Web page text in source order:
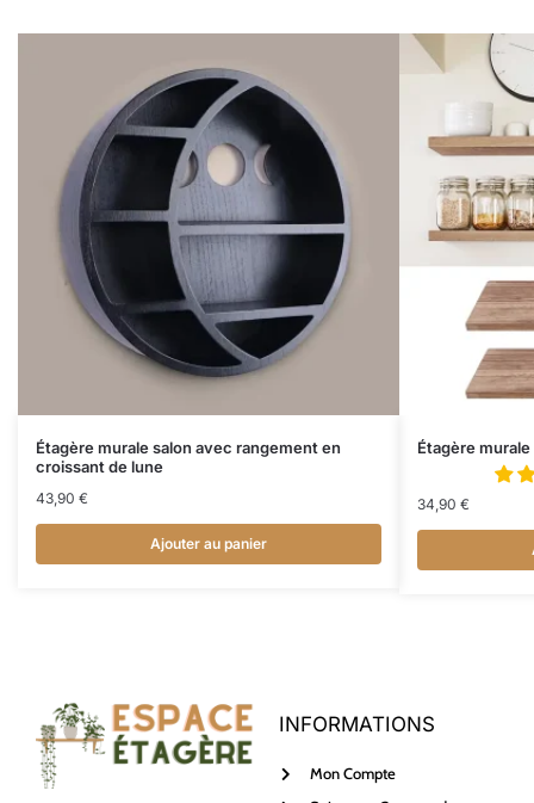
Étagère murale salon avec rangement en
croissant de lune
43,90 €
Ajouter au panier
Étagère
34,90 €
INFORMATIONS
Mon Compte